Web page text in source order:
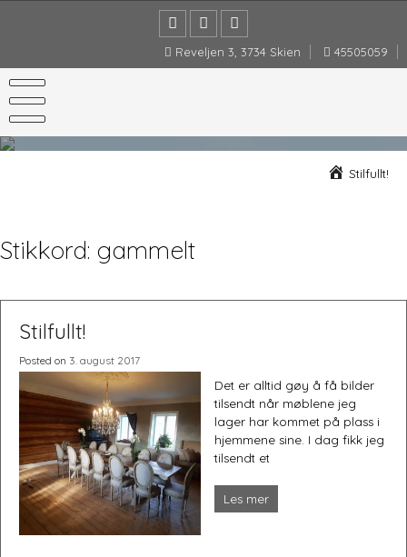
Reveljen 3, 3734 Skien
45505059
Møbler og interiørartikler håndlaget etter dine ønsker.
Stilfullt!
Stikkord: gammelt
Stilfullt!
Posted on 3. august 2017
Det er alltid gøy å få bilder
tilsendt når møblene jeg
lager har kommet på plass i
hjemmene sine. I dag fikk jeg
tilsendt et
Les mer